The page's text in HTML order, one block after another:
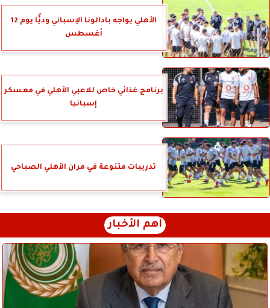
الأهلي يواجه بادالونا الإسباني وديًّا يوم 12
أغسطس
برنامج غذائي خاص للاعبي الأهلي في معسكر
إسبانيا
تدريبات متنوعة في مران الأهلي الصباحي
أهم الأخبار